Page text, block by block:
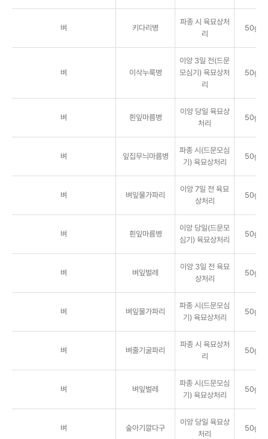
벼 키다리병
파종 시 육묘상처
리
50g/
벼 이삭누룩병
이앙 3일 전(드문
모심기) 육묘상처
리
50g/
벼 흰잎마름병
이앙 당일 육묘상
처리
50g/
벼 잎집무늬마름병
파종 시(드문모심
기) 육묘상처리
50g/
벼 벼잎물가파리
이앙 7일 전 육묘
상처리
50g/
벼 흰잎마름병
이앙 당일(드문모
심기) 육묘상처리
50g/
벼 벼잎벌레
이앙 3일 전 육묘
상처리
50g/
벼 벼잎물가파리
파종 시(드문모심
기) 육묘상처리
50g/
벼 벼줄기굴파리
파종 시 육묘상처
리
50g/
벼 벼잎벌레
파종 시(드문모심
기) 육묘상처리
50g/
벼 숲아기깔다구
이앙 당일 육묘상
처리
50g/